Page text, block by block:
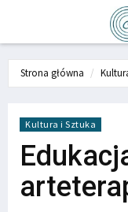
Strona główna
Kultura i Sztuka